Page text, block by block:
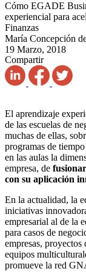
Cómo EGADE
experiencial para
Finanzas
María Concepción
19 Marzo, 2018
Compartir
El aprendizaje
de las escuelas de
muchas de ellas,
programas de
en las aulas la
empresa, de
con su aplicación
En la actualidad, la
iniciativas
empresarial al de la
para casos de
empresas, proyectos
equipos
promueve la red